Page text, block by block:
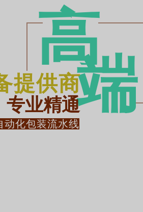
提供商
高
专业精通端​
动化包装流水线